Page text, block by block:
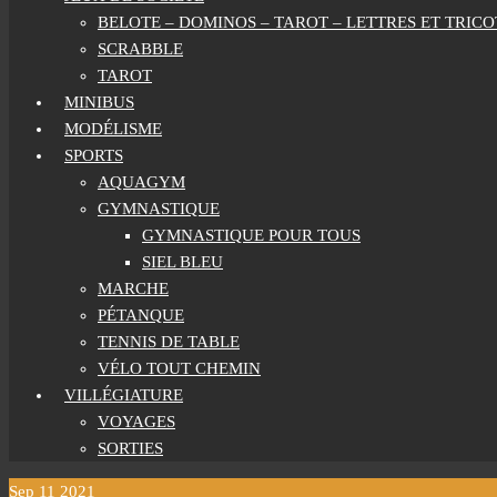
BELOTE – DOMINOS – TAROT – LETTRES ET
SCRABBLE
TAROT
MINIBUS
MODÉLISME
SPORTS
AQUAGYM
GYMNASTIQUE
GYMNASTIQUE POUR TOUS
SIEL BLEU
MARCHE
PÉTANQUE
TENNIS DE TABLE
VÉLO TOUT CHEMIN
VILLÉGIATURE
VOYAGES
SORTIES
Sep 11 2021